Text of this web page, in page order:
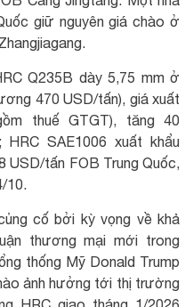
giữ nguyên giá chào ở
Q235B dày 5,75 mm ở
470 USD/tấn), giá xuất
thuế GTGT), tăng 40
SAE1006 xuất khẩu
USD/tấn FOB Trung Quốc,
10.
cố bởi kỳ vọng về khả
thương mại mới trong
thống Mỹ Donald Trump
ảnh hưởng tới thị trường